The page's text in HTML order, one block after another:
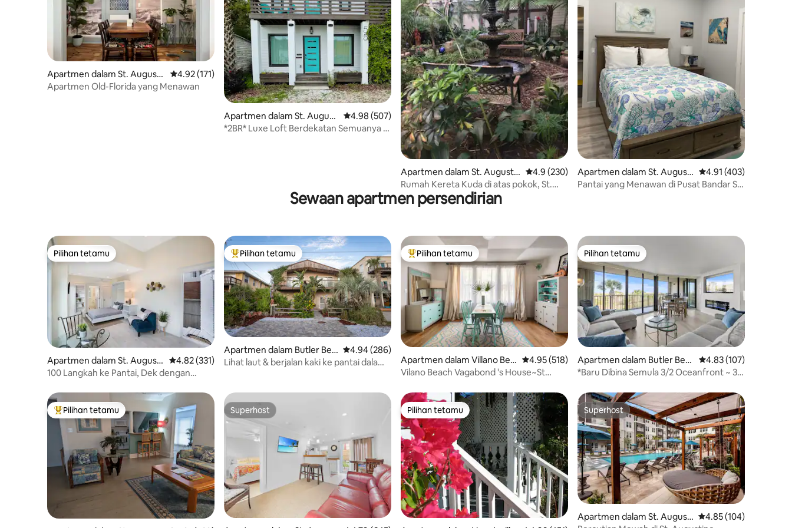
Apartmen dalam St. Augusti
ne
Penarafan purata 4.92 daripada 5, 171 ulasan
4.92 (171)
Apartmen Old-Florida yang Menawan
Apartmen dalam St. Augusti
ne
Penarafan purata 4.98 daripada 5, 507 ulasan
4.98 (507)
*2BR* Luxe Loft Berdekatan Semuanya |
Apartmen dalam St. Augustin
e
Penarafan purata 4.9 daripada 5, 230 ulasan
4.9 (230)
Rumah Kereta Kuda di atas pokok, St.
Augustine Bersejarah
Apartmen dalam St. Augusti
ne
Penarafan purata 4.91
4.91 (403)
Pantai yang Menawan di Pusat Bandar St.
Sewaan apartmen persendirian
Pilihan tetamu
Pilihan tetamu
Apartmen dalam St. Augusti
ne Pantai
Penarafan purata 4.82 daripada 5, 331 ulasan
4.82 (331)
100 Langkah ke Pantai, Dek dengan
Pilihan utama tetamu
Pilihan tetamu
Apartmen dalam Butler Bea
ch
Penarafan purata 4.94 daripada 5, 286 ulasan
4.94 (286)
Lihat laut & berjalan kaki ke pantai dalam
Pilihan utama tetamu
Pilihan tetamu
Apartmen dalam Villano Bea
ch
Penarafan purata 4.95 daripada 5, 518 ulasan
4.95 (518)
Vilano Beach Vagabond 's House~St
Pilihan tetamu
Pilihan tetamu
Apartmen dalam Butler Bea
ch
Penarafan purata 4.83
4.83 (107)
*Baru Dibina Semula 3/2 Oceanfront ~ 3
Pilihan utama tetamu
Pilihan tetamu Superhost
Superhost Pilihan tetamu
Pilihan tetamu Superhost
Superhost
Apartmen dalam St. Augusti Penarafan purata 4.85
4.85 (104)